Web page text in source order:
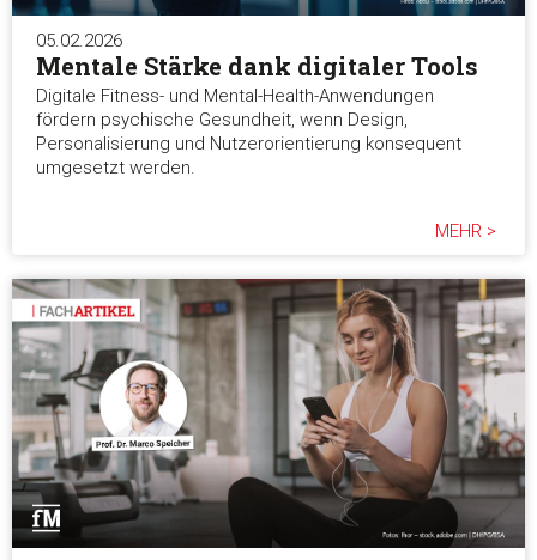
05.02.2026
Mentale Stärke dank digitaler Tools
Digitale Fitness- und Mental-Health-Anwendungen
fördern psychische Gesundheit, wenn Design,
Personalisierung und Nutzerorientierung konsequent
umgesetzt werden.
MEHR >